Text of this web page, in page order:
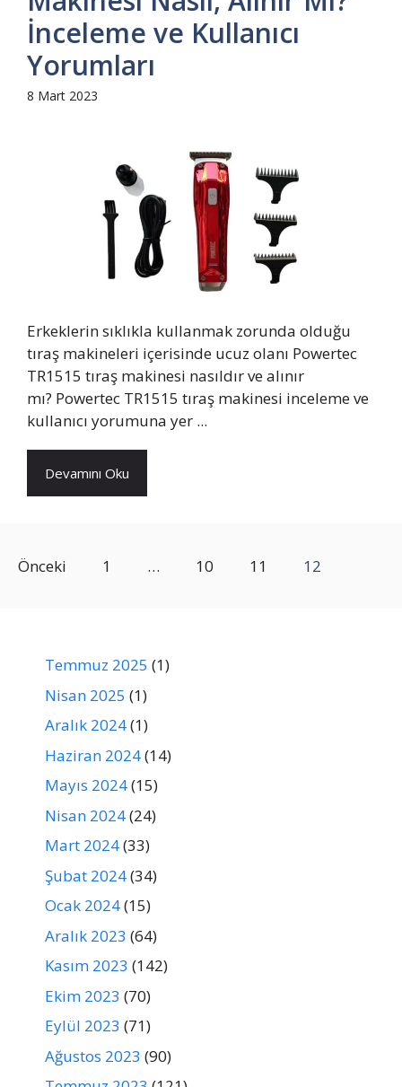
İnceleme ve Kullanıcı
Yorumları
8 Mart 2023
Erkeklerin sıklıkla kullanmak zorunda olduğu
tıraş makineleri içerisinde ucuz olanı Powertec
TR1515 tıraş makinesi nasıldır ve alınır
mı? Powertec TR1515 tıraş makinesi inceleme ve
kullanıcı yorumuna yer ...
Devamını Oku
Önceki 1 … 10 11 12
Temmuz 2025 (1)
Nisan 2025 (1)
Aralık 2024(1)
Haziran 2024(14)
Mayıs 2024(15)
Nisan 2024(24)
Mart 2024(33)
Şubat 2024(34)
Ocak 2024(15)
Aralık 2023 (64)
Kasım 2023 (142)
Ekim 2023 (70)
Eylül 2023 (71)
Ağustos 2023 (90)